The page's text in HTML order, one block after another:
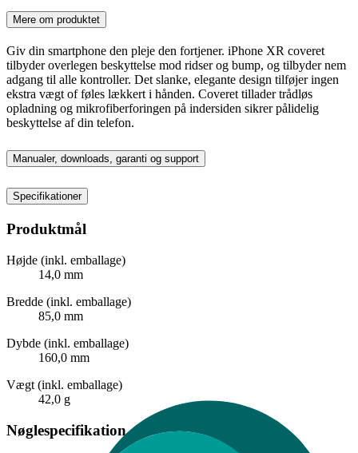
Mere om produktet
Giv din smartphone den pleje den fortjener. iPhone XR coveret
tilbyder overlegen beskyttelse mod ridser og bump, og tilbyder nem
adgang til alle kontroller. Det slanke, elegante design tilføjer ingen
ekstra vægt of føles lækkert i hånden. Coveret tillader trådløs
opladning og mikrofiberforingen på indersiden sikrer pålidelig
beskyttelse af din telefon.
Manualer, downloads, garanti og support
Specifikationer
Produktmål
Højde (inkl. emballage)
14,0 mm
Bredde (inkl. emballage)
85,0 mm
Dybde (inkl. emballage)
160,0 mm
Vægt (inkl. emballage)
42,0 g
Nøglespecifikation